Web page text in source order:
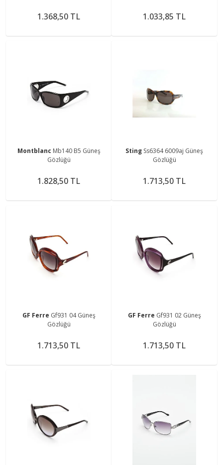
1.368,50 TL 1.033,85 TL
Montblanc Mb140 B5 Güneş
Gözlüğü
1.828,50 TL
Sting Ss6364 6009aj Güneş
Gözlüğü
1.713,50 TL
GF Ferre Gf931 04 Güneş
Gözlüğü
1.713,50 TL
GF Ferre Gf931 02 Güneş
Gözlüğü
1.713,50 TL